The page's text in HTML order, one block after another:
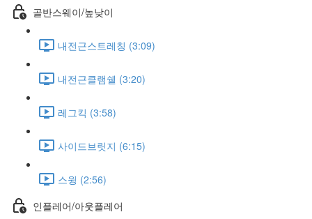
골반스웨이/높낮이
내전근스트레칭 (3:09)
내전근클램쉘 (3:20)
레그킥 (3:58)
사이드브릿지 (6:15)
스윙 (2:56)
인플레어/아웃플레어